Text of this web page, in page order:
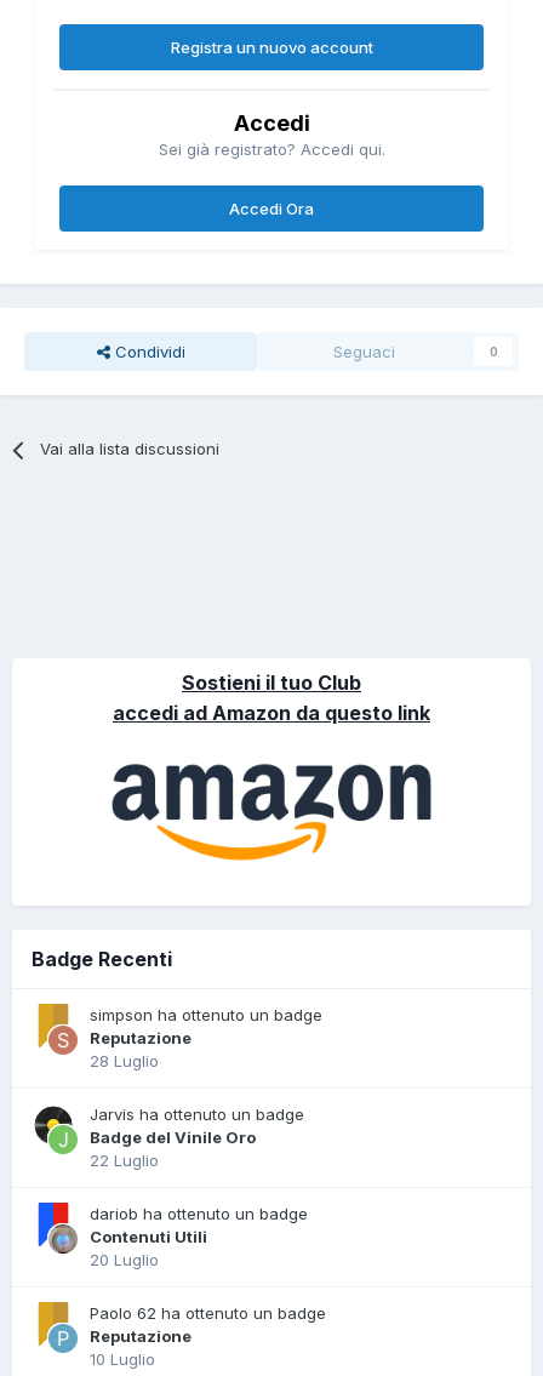
Registra un nuovo account
Accedi
Sei già registrato? Accedi qui.
Accedi Ora
Condividi Seguaci 0
Vai alla lista discussioni
Sostieni il tuo Club
accedi ad Amazon da questo link
Badge Recenti
simpson ha ottenuto un badge
Reputazione
28 Luglio
Jarvis ha ottenuto un badge
Badge del Vinile Oro
22 Luglio
dariob ha ottenuto un badge
Contenuti Utili
20 Luglio
Paolo 62 ha ottenuto un badge
Reputazione
10 Luglio